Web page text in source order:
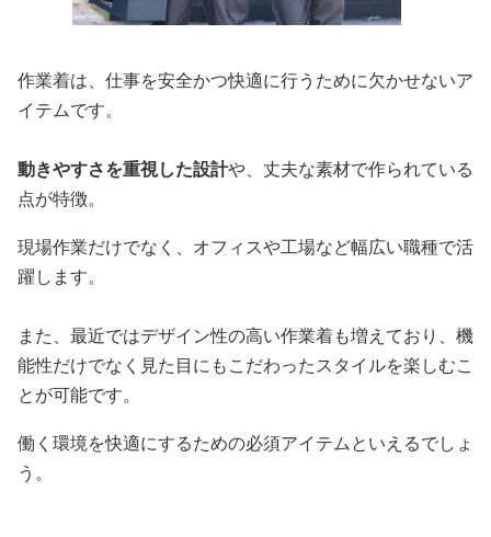
作業着は、仕事を安全かつ快適に行うために欠かせないア
イテムです。
動きやすさを重視した設計や、丈夫な素材で作られている
点が特徴。
現場作業だけでなく、オフィスや工場など幅広い職種で活
躍します。
また、最近ではデザイン性の高い作業着も増えており、機
能性だけでなく見た目にもこだわったスタイルを楽しむこ
とが可能です。
働く環境を快適にするための必須アイテムといえるでしょ
う。